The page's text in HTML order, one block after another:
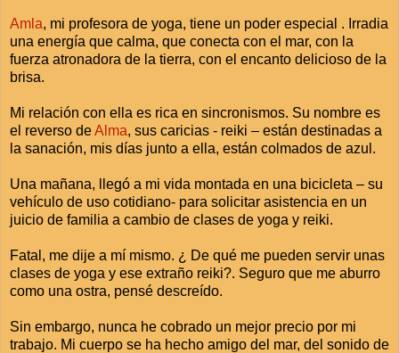
Amla, mi profesora de yoga, tiene un poder especial . Irradia
una energía que calma, que conecta con el mar, con la
fuerza atronadora de la tierra, con el encanto delicioso de la
brisa.
Mi relación con ella es rica en sincronismos. Su nombre es
el reverso deAlma, sus caricias - reiki – están destinadas a
la sanación, mis días junto a ella, están colmados de azul.
Una mañana, llegó a mi vida montada en una bicicleta – su
vehículo de uso cotidiano- para solicitar asistencia en un
juicio de familia a cambio de clases de yoga y reiki.
Fatal, me dije a mí mismo. ¿ De qué me pueden servir unas
clases de yoga y ese extraño reiki?. Seguro que me aburro
como una ostra, pensé descreído.
Sin embargo, nunca he cobrado un mejor precio por mi
trabajo. Mi cuerpo se ha hecho amigo del mar, del sonido de